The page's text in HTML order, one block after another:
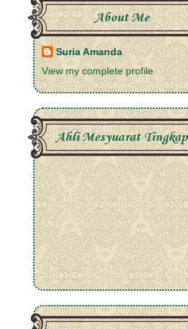
About Me
Suria Amanda
View my complete profile
Ahli Mesyuarat Tingkap